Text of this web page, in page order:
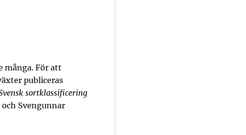
många. För att
publiceras
sortklassificering
Svengunnar